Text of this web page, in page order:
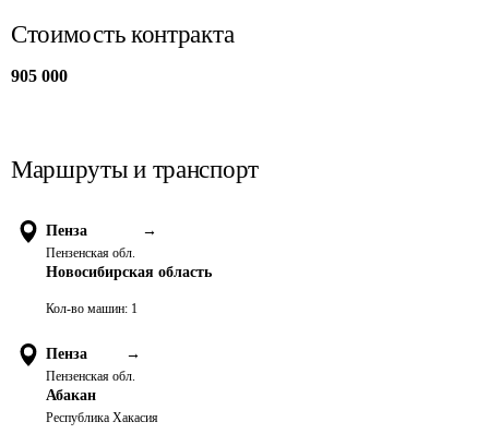
Стоимость контракта
905 000
Маршруты и транспорт
Пенза →
Пензенская обл.
Новосибирская область
Кол-во машин: 1
Пенза →
Пензенская обл.
Абакан
Республика Хакасия